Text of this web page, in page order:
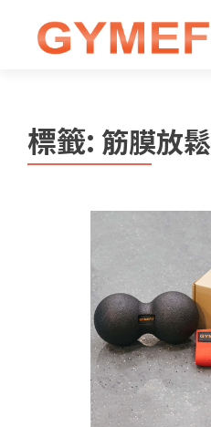
標籤: 筋膜放鬆